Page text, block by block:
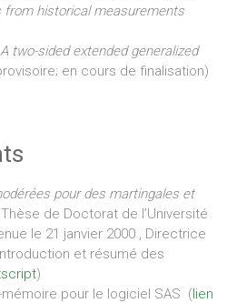
from historical measurements
A two-sided extended generalized
en cours de finalisation)
pour des martingales et
Thèse de Doctorat de l’Université
le 21 janvier 2000 , Directrice
et résumé des
)
pour le logiciel SAS (lien